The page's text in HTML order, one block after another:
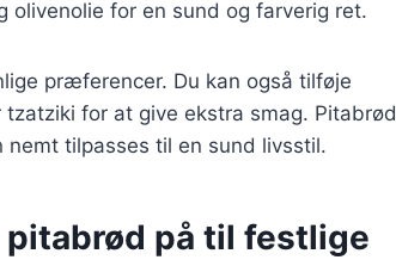
olivenolie for en sund og farverig ret.
præferencer. Du kan også tilføje
for at give ekstra smag. Pitabrød
tilpasses til en sund livsstil.
pitabrød på til festlige